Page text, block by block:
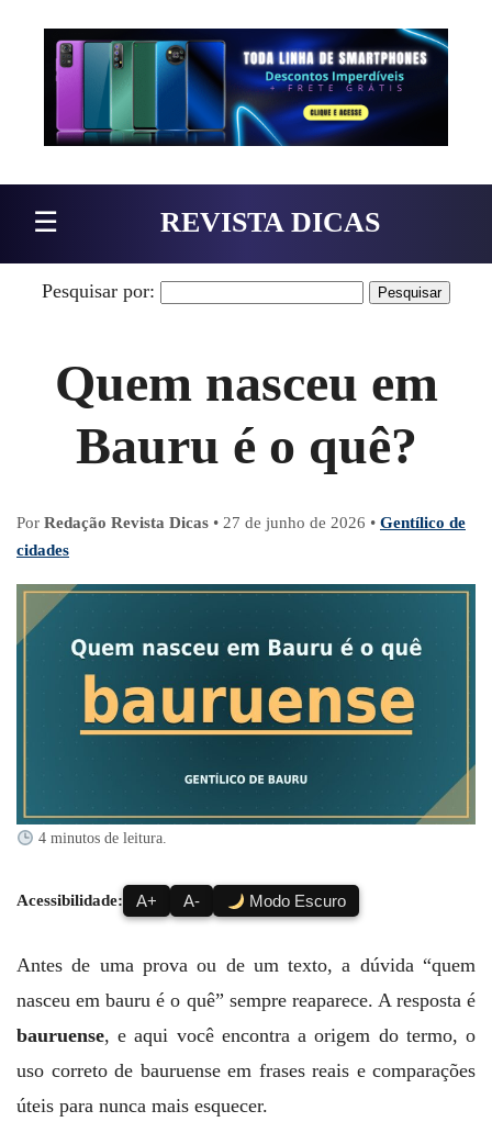
Pular para o conteúdo
☰ REVISTA DICAS
Pesquisar por:
Quem nasceu em
Bauru é o quê?
Por Redação Revista Dicas • 27 de junho de 2026 • Gentílico de
cidades
4 minutos de leitura.
Acessibilidade: A+ A- Modo Escuro
Antes de uma prova ou de um texto, a dúvida “quem
nasceu em bauru é o quê” sempre reaparece. A resposta é
bauruense, e aqui você encontra a origem do termo, o
uso correto de bauruense em frases reais e comparações
úteis para nunca mais esquecer.